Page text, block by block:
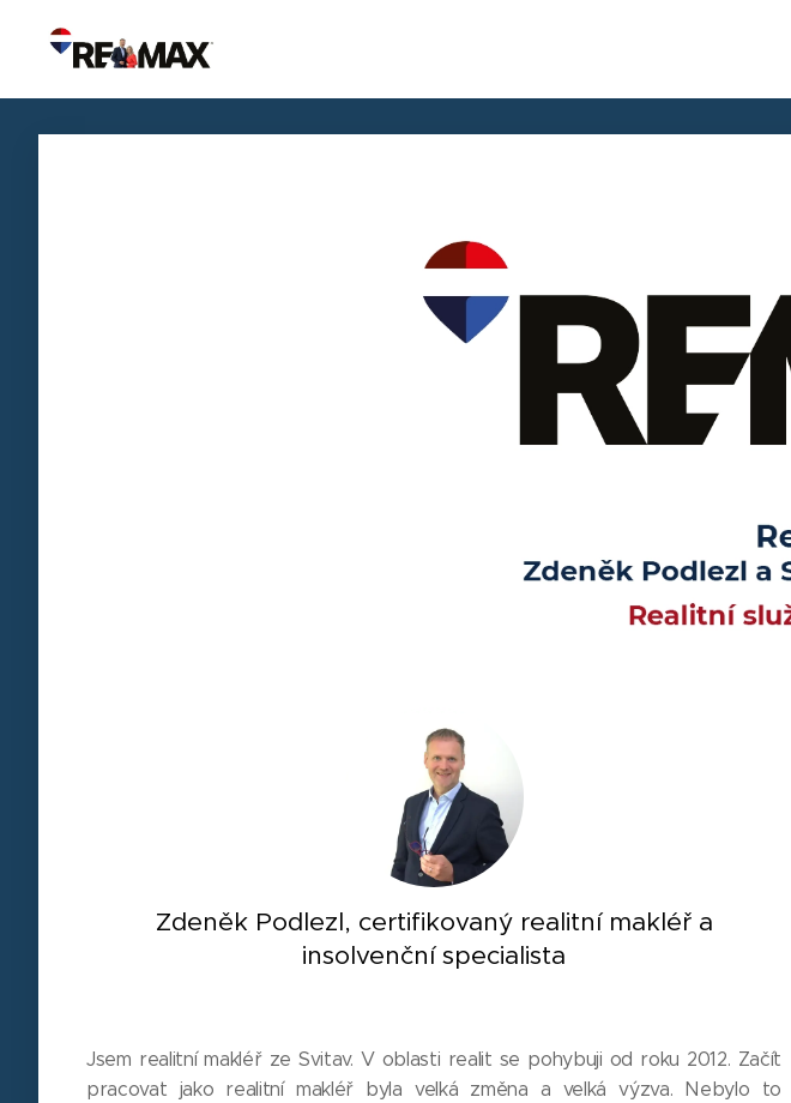
Zdeněk Podlezl, certifikovaný realitní makléř a
insolvenční specialista
Jsem realitní makléř ze Svitav. V oblasti realit se pohybuji od roku 2012. Začít
pracovat jako realitní makléř byla velká změna a velká výzva. Nebylo to